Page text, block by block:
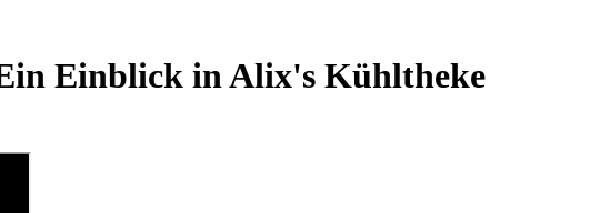
Einblick in Alix's Kühltheke